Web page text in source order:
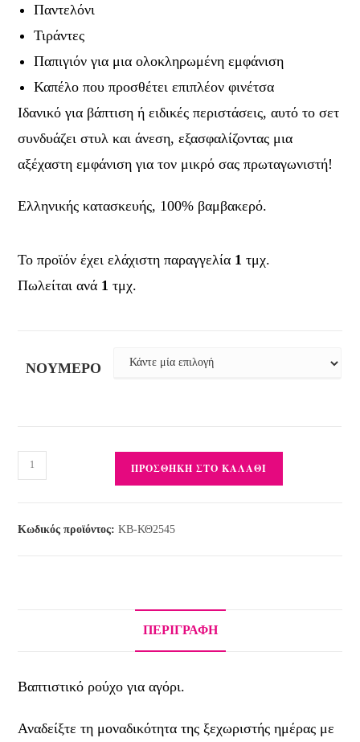
Παντελόνι
Τιράντες
Παπιγιόν για μια ολοκληρωμένη εμφάνιση
Καπέλο που προσθέτει επιπλέον φινέτσα
Ιδανικό για βάπτιση ή ειδικές περιστάσεις, αυτό το σετ
συνδυάζει στυλ και άνεση, εξασφαλίζοντας μια
αξέχαστη εμφάνιση για τον μικρό σας πρωταγωνιστή!
Ελληνικής κατασκευής, 100% βαμβακερό.
ΝΟΎΜΕΡΟ
ΠΡΟΣΘΉΚΗ ΣΤΟ ΚΑΛΆΘΙ
Κωδικός προϊόντος:KB-ΚΘ2545
Το προϊόν έχει ελάχιστη παραγγελία 1 τμχ.
Πωλείται ανά 1 τμχ.
ΠΕΡΙΓΡΑΦΉ
Βαπτιστικό ρούχο για αγόρι.
Αναδείξτε τη μοναδικότητα της ξεχωριστής ημέρας με